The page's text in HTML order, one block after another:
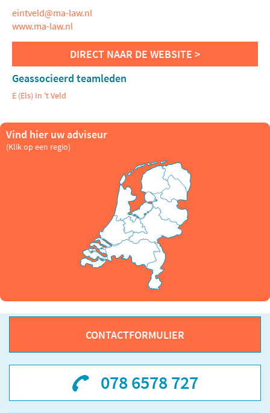
eintveld@ma-law.nl
www.ma-law.nl
Geassocieerd teamleden
E (Els) In 't Veld
Vind hier uw adviseur
(Klik op een regio)
CONTACTFORMULIER
078 6578 727